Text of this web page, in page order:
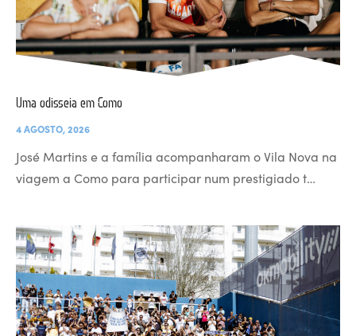
Uma odisseia em Como
4 AGOSTO, 2026
José Martins e a família acompanharam o Vila Nova na
viagem a Como para participar num prestigiado t…